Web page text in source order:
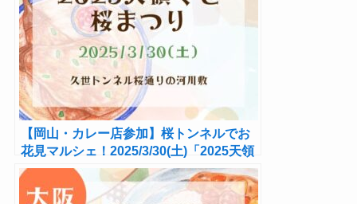
【岡山・カレー店参加】桜トンネルでお
花見マルシェ！2025/3/30(土)「2025天領
くせ桜まつり」開催